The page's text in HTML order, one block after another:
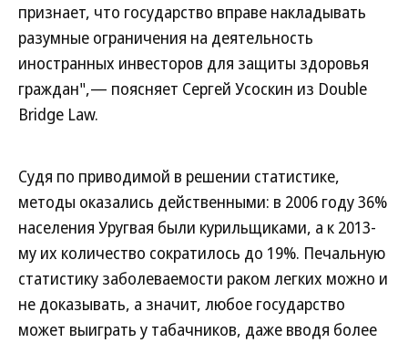
признает, что государство вправе накладывать
разумные ограничения на деятельность
иностранных инвесторов для защиты здоровья
граждан",— поясняет Сергей Усоскин из Double
Bridge Law.
Судя по приводимой в решении статистике,
методы оказались действенными: в 2006 году 36%
населения Уругвая были курильщиками, а к 2013-
му их количество сократилось до 19%. Печальную
статистику заболеваемости раком легких можно и
не доказывать, а значит, любое государство
может выиграть у табачников, даже вводя более